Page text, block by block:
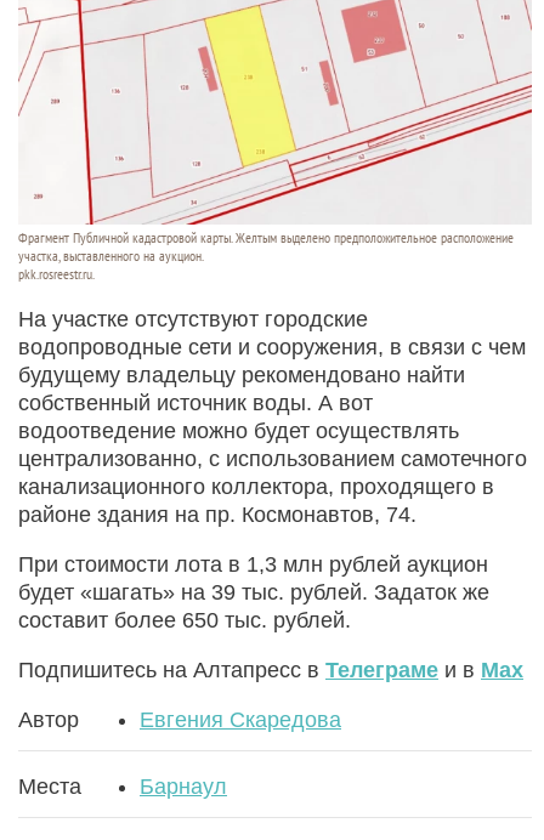
Фрагмент Публичной кадастровой карты. Желтым выделено предположительное расположение
участка, выставленного на аукцион.
pkk.rosreestr.ru.
На участке отсутствуют городские
водопроводные сети и сооружения, в связи с чем
будущему владельцу рекомендовано найти
собственный источник воды. А вот
водоотведение можно будет осуществлять
централизованно, с использованием самотечного
канализационного коллектора, проходящего в
районе здания на пр. Космонавтов, 74.
При стоимости лота в 1,3 млн рублей аукцион
будет «шагать» на 39 тыс. рублей. Задаток же
составит более 650 тыс. рублей.
Подпишитесь на Алтапресс в Телеграме и в Max
Автор Евгения Скаредова
Места Барнаул